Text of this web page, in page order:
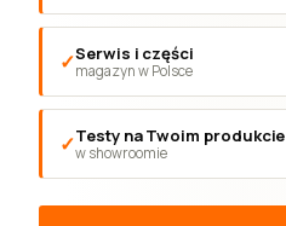
Serwis i części
magazyn w Polsce
Testy na Twoim produkcie
w showroomie